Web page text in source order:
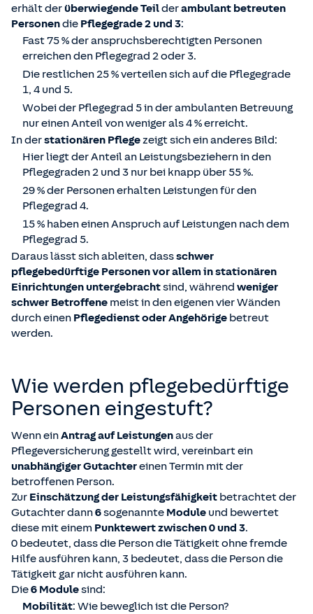
erhält derüberwiegende Teilderambulant betreuten
Personendie Pflegegrade 2 und 3:
Fast 75 % der anspruchsberechtigten Personen
erreichen den Pflegegrad 2 oder 3.
Die restlichen 25 % verteilen sich auf die Pflegegrade
1, 4 und 5.
Wobei der Pflegegrad 5 in der ambulanten Betreuung
nur einen Anteil von weniger als 4 % erreicht.
In derstationären Pflegezeigt sich ein anderes Bild:
Hier liegt der Anteil an Leistungsbeziehern in den
Pflegegraden 2 und 3 nur bei knapp über 55 %.
29 % der Personen erhalten Leistungen für den
Pflegegrad 4.
15 % haben einen Anspruch auf Leistungen nach dem
Pflegegrad 5.
Daraus lässt sich ableiten, dassschwer
pflegebedürftige Personen vor allem in stationären
Einrichtungen untergebrachtsind, während weniger
schwer Betroffene meist in den eigenen vier Wänden
durch einen Pflegedienst oder Angehörige betreut
werden.
Wie werden pflegebedürftige
Personen eingestuft?
Wenn einAntrag auf Leistungenaus der
Pflegeversicherung gestellt wird, vereinbart ein
unabhängiger Gutachtereinen Termin mit der
betroffenen Person.
Zur Einschätzung der Leistungsfähigkeit betrachtet der
Gutachter dann6sogenannte Module und bewertet
diese mit einem Punktewert zwischen 0 und 3.
0 bedeutet, dass die Person die Tätigkeit ohne fremde
Hilfe ausführen kann, 3 bedeutet, dass die Person die
Tätigkeit gar nicht ausführen kann.
Die6 Modulesind:
Mobilität: Wie beweglich ist die Person?